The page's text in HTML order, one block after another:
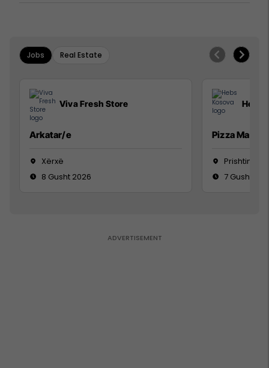
Jobs Real Estate
Viva Fresh Store
Arkatar/e
Xërxë
8 Gusht 2026
Hebs
Pizza Man
Prishtinë
7 Gusht